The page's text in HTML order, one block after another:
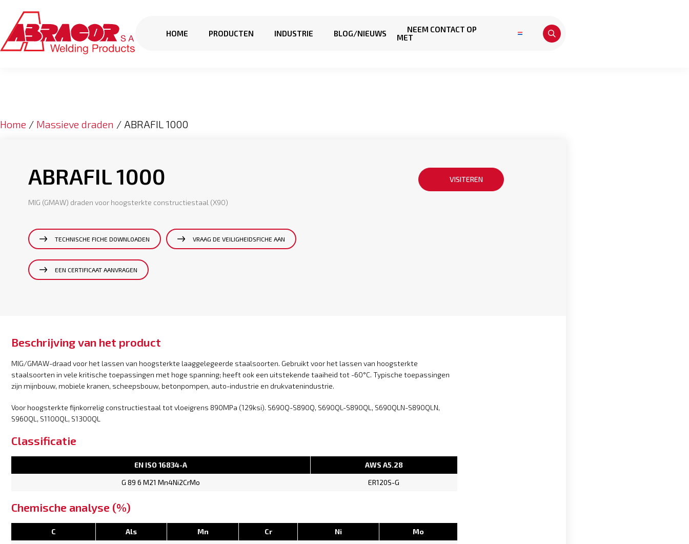
HOME PRODUCTEN INDUSTRIE BLOG/NIEUWS
NEEM CONTACT OP
MET
Home / Massieve draden / ABRAFIL 1000
ABRAFIL 1000
MIG (GMAW) draden voor hoogsterkte constructiestaal (X90)
TECHNISCHE FICHE DOWNLOADEN VRAAG DE VEILIGHEIDSFICHE AAN
EEN CERTIFICAAT AANVRAGEN
VISITEREN
Beschrijving van het product
MIG/GMAW-draad voor het lassen van hoogsterkte laaggelegeerde staalsoorten. Gebruikt voor het lassen van hoogsterkte
staalsoorten in vele kritische toepassingen met hoge spanning; heeft ook een uitstekende taaiheid tot -60°C. Typische toepassingen
zijn mijnbouw, mobiele kranen, scheepsbouw, betonpompen, auto-industrie en drukvatenindustrie.
Voor hoogsterkte fijnkorrelig constructiestaal tot vloeigrens 890MPa (129ksi). S690Q-S890Q, S690QL-S890QL, S690QLN-S890QLN,
S960QL, S1100QL, S1300QL
Classificatie
EN ISO 16834-A
AWS A5.28
G 89 6 M21 Mn4Ni2CrMo
ER120S-G
Chemische analyse (%)
C Als Mn Cr Ni
Mo